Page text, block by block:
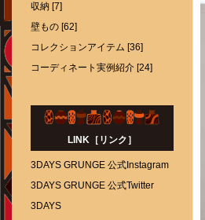
収納 [7]
壁もの [62]
コレクションアイテム [36]
コーディネート実例紹介 [24]
LINK［リンク］
3DAYS GRUNGE 公式Instagram
3DAYS GRUNGE 公式Twitter
3DAYS